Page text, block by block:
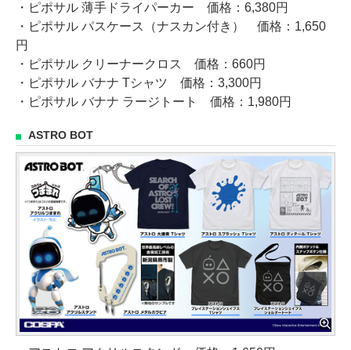
・ピポサル 薄手ドライパーカー 価格：6,380円
・ピポサル パスケース（ナスカン付き） 価格：1,650
円
・ピポサル クリーナークロス 価格：660円
・ピポサル バナナ Tシャツ 価格：3,300円
・ピポサル バナナ ラージトート 価格：1,980円
ASTRO BOT